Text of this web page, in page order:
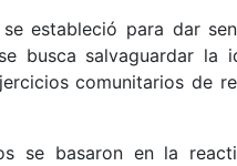
estableció para dar
busca salvaguardar
comunitarios de
se basaron en la